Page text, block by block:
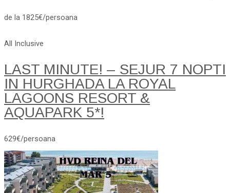
de la 1825€/persoana
All Inclusive
LAST MINUTE! – SEJUR 7 NOPTI
IN HURGHADA LA ROYAL
LAGOONS RESORT &
AQUAPARK 5*!
629€/persoana